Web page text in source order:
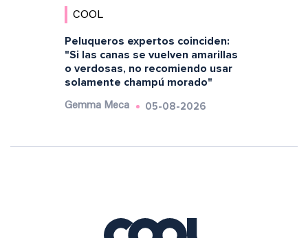
COOL
Peluqueros expertos coinciden:
"Si las canas se vuelven amarillas
o verdosas, no recomiendo usar
solamente champú morado"
Gemma Meca 05-08-2026